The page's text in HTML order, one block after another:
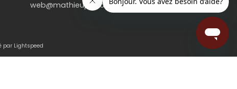
web@mathieuperformance.com
par Lightspeed